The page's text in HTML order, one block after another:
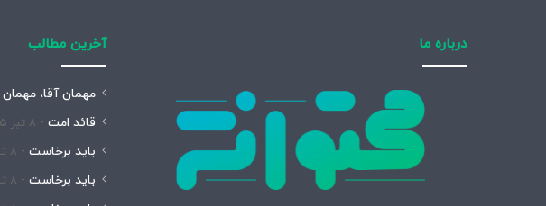
درباره ما آخرین مطالب
مهمان آقا، مهمان
قائد امت ۸ تیر ۱۴۰۵
باید برخاست ۸ تیر ۱۴۰۵
باید برخاست ۸ تیر ۱۴۰۵